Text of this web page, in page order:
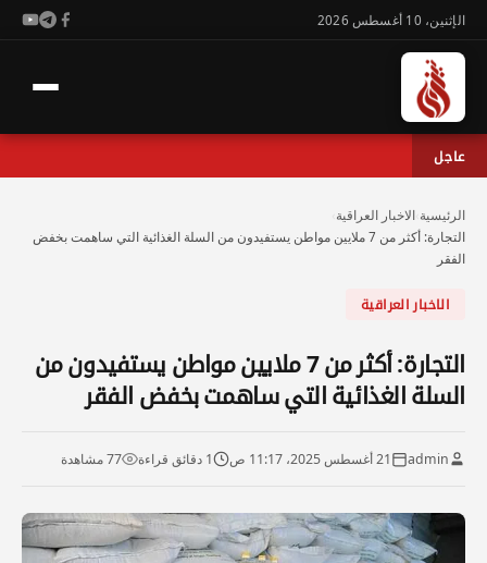
الإثنين، 10 أغسطس 2026
عاجل
الرئيسية الاخبار العراقية
التجارة: أكثر من 7 ملايين مواطن يستفيدون من السلة الغذائية التي ساهمت بخفض
الفقر
الاخبار العراقية
التجارة: أكثر من 7 ملايين مواطن يستفيدون من
السلة الغذائية التي ساهمت بخفض الفقر
admin 21 أغسطس 2025، 11:17 ص 1 دقائق قراءة 77 مشاهدة